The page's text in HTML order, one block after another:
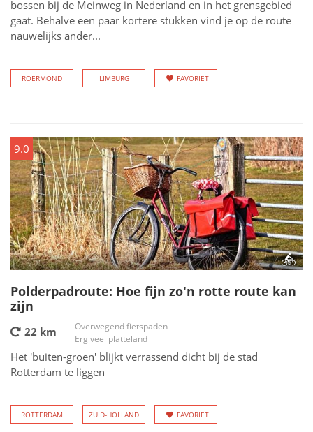
bossen bij de Meinweg in Nederland en in het grensgebied
gaat. Behalve een paar kortere stukken vind je op de route
nauwelijks ander...
ROERMOND LIMBURG FAVORIET
9.0
Polderpadroute: Hoe fijn zo'n rotte route kan
zijn
22 km
Overwegend fietspaden
Erg veel platteland
Het 'buiten-groen' blijkt verrassend dicht bij de stad
Rotterdam te liggen
ROTTERDAM ZUID-HOLLAND FAVORIET